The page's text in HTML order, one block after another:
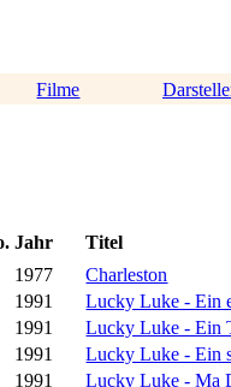
Filme
Jahr
Titel
1977
Charleston
1991
Lucky Luke - Ein
1991
Lucky Luke - Ein
1991
Lucky Luke - Ein
1991 Lucky Luke - Ma